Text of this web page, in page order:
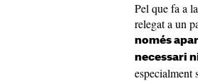
Pel que fa a
relegat a un
només
necessari
especialment